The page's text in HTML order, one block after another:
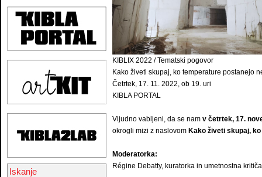
Iskanje
KIBLIX 2022 / Tematski pogovor
Kako živeti skupaj, ko temperature postanejo
Četrtek, 17. 11. 2022, ob 19. uri
KIBLA PORTAL
Vljudno vabljeni, da se nam v četrtek, 17.
okrogli mizi z naslovom Kako živeti skupaj,
Moderatorka:
Régine Debatty, kuratorka in umetnostna